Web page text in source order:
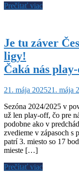
Prečítať viac
Je tu záver
ligy!
Čaká nás
21. mája 202521. mája
Sezóna 2024/2025 v
už len play-off, čo pre
podobne ako v
zvedieme v zápasoch s
patrí 3. miesto so 17
mieste […]
Prečítať viac